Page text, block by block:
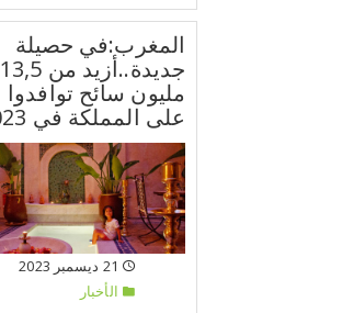
المغرب:في حصيلة
جديدة..أزيد من 13,5
مليون سائح توافدوا
على المملكة في 2023
الأخبار